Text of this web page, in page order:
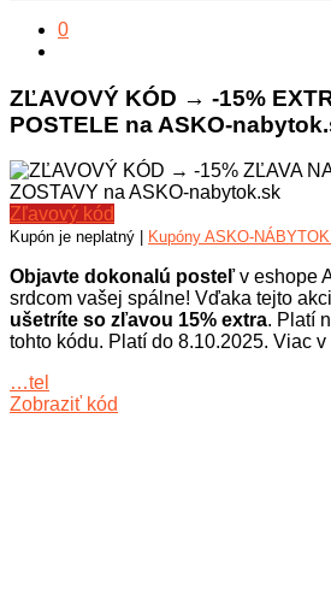
0
ZĽAVOVÝ KÓD → -15%
POSTELE na ASKO-
Zľavový kód
Kupón je neplatný | Kupóny ASKO-
Objavte dokonalú posteľv eshope
srdcom vašej spálne! Vďaka tejto
ušetríte so zľavou 15% extra. Platí
tohto kódu. Platí do 8.10.2025. Viac v
…tel
Zobraziť kód